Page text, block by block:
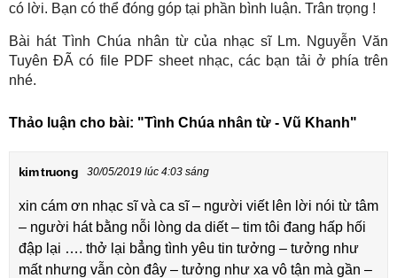
có lời. Bạn có thể đóng góp tại phần bình luận. Trân trọng !
Bài hát Tình Chúa nhân từ của nhạc sĩ Lm. Nguyễn Văn
Tuyên ĐÃ có file PDF sheet nhạc, các bạn tải ở phía trên
nhé.
Thảo luận cho bài: "Tình Chúa nhân từ - Vũ Khanh"
kim truong 30/05/2019 lúc 4:03 sáng
xin cám ơn nhạc sĩ và ca sĩ – người viết lên lời nói từ tâm
– người hát bằng nỗi lòng da diết – tim tôi đang hấp hối
đập lại …. thở lại bẳng tình yêu tin tưởng – tưởng như
mất nhưng vẫn còn đây – tưởng như xa vô tận mà gần –